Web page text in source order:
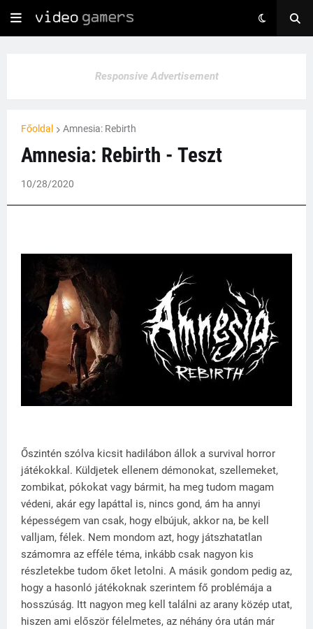
Responsive Advertisement
Főoldal Amnesia: Rebirth
Amnesia: Rebirth - Teszt
10/28/2020
Őszintén szólva kicsit hadilábon állok a survival horror
játékokkal. Küldjetek ellenem démonokat, szellemeket,
zombikat, pókokat vagy bármit, ha meg tudom magam
védeni, akár egy lapáttal is, nincs gond, ám ha annyi
képességem van csak, hogy elbújuk, akkor na, be kell
valljam, félek. Nem mondom azt, hogy játszhatatlan
számomra az efféle téma, inkább csak nagyon kis
részletekbe tudom őket letolni. A másik gondom pedig az,
hogy a hasonló játékoknak szerintem fő problémája a
hosszúság. Itt nagyon meg kell találni az arany közép utat,
hiszen ami először félelmetes, az néhány óra után már